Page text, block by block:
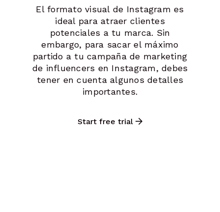
El formato visual de Instagram es
ideal para atraer clientes
potenciales a tu marca. Sin
embargo, para sacar el máximo
partido a tu campaña de marketing
de influencers en Instagram, debes
tener en cuenta algunos detalles
importantes.
Start free trial